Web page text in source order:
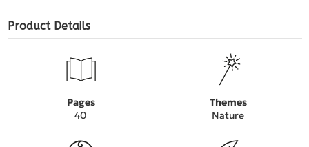
Product Details
Pages
40
Themes
Nature